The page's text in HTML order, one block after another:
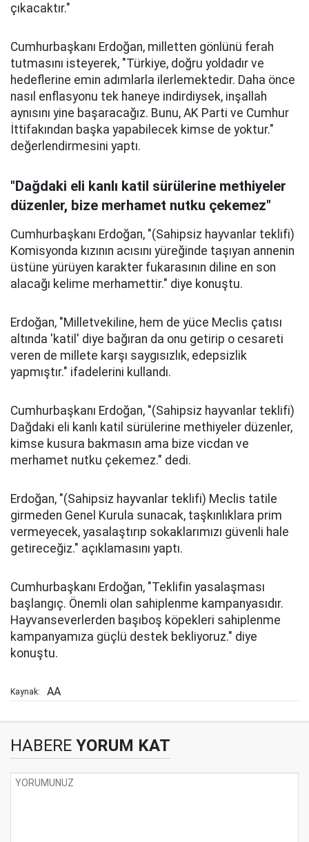
çıkacaktır."
Cumhurbaşkanı Erdoğan, milletten gönlünü ferah
tutmasını isteyerek, "Türkiye, doğru yoldadır ve
hedeflerine emin adımlarla ilerlemektedir. Daha önce
nasıl enflasyonu tek haneye indirdiysek, inşallah
aynısını yine başaracağız. Bunu, AK Parti ve Cumhur
İttifakından başka yapabilecek kimse de yoktur."
değerlendirmesini yaptı.
"Dağdaki eli kanlı katil sürülerine methiyeler
düzenler, bize merhamet nutku çekemez"
Cumhurbaşkanı Erdoğan, "(Sahipsiz hayvanlar teklifi)
Komisyonda kızının acısını yüreğinde taşıyan annenin
üstüne yürüyen karakter fukarasının diline en son
alacağı kelime merhamettir." diye konuştu.
Erdoğan, "Milletvekiline, hem de yüce Meclis çatısı
altında 'katil' diye bağıran da onu getirip o cesareti
veren de millete karşı saygısızlık, edepsizlik
yapmıştır." ifadelerini kullandı.
Cumhurbaşkanı Erdoğan, "(Sahipsiz hayvanlar teklifi)
Dağdaki eli kanlı katil sürülerine methiyeler düzenler,
kimse kusura bakmasın ama bize vicdan ve
merhamet nutku çekemez." dedi.
Erdoğan, "(Sahipsiz hayvanlar teklifi) Meclis tatile
girmeden Genel Kurula sunacak, taşkınlıklara prim
vermeyecek, yasalaştırıp sokaklarımızı güvenli hale
getireceğiz." açıklamasını yaptı.
Cumhurbaşkanı Erdoğan, "Teklifin yasalaşması
başlangıç. Önemli olan sahiplenme kampanyasıdır.
Hayvanseverlerden başıboş köpekleri sahiplenme
kampanyamıza güçlü destek bekliyoruz." diye
konuştu.
Kaynak: AA
HABERE YORUM KAT